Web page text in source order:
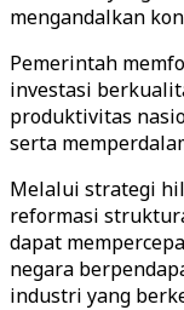
mengandalkan
Pemerintah
investasi
produktivitas
serta
Melalui strategi
reformasi
dapat
negara
industri yang